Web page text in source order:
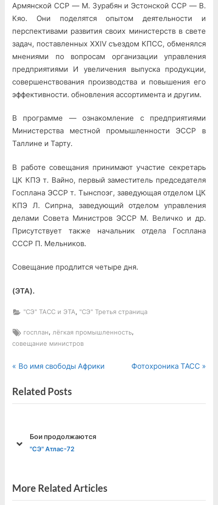
Армянской ССР — М. Зурабян и Эстонской ССР — В.
Кяо. Они поделятся опытом деятельности и
перспективами развития своих министерств в свете
задач, поставленных XXIV съездом КПСС, обменялся
мнениями по вопросам организации управления
предприятиями И увеличения выпуска продукции,
совершенствования производства и повышения его
эффективности. обновления ассортимента и другим.
В программе — ознакомление с предприятиями
Министерства местной промышленности ЭССР в
Таллине и Тарту.
В работе совещания принимают участие секретарь
ЦК КПЭ т. Вайно, первый заместитель председателя
Госплана ЭССР т. Тынспоэг, заведующая отделом ЦК
КПЭ Л. Сипрна, заведующий отделом управления
делами Совета Министров ЭССР М. Величко и др.
Присутствует также начальник отдела Госплана
СССР П. Мельников.
Совещание продлится четыре дня.
(ЭТА).
"СЭ" ТАСС и ЭТА, "СЭ" Третья страница
Tags:
госплан, лёгкая промышленность,
совещание министров
Навигация
по
записям
P
e
v
u
s
Во имя свободы Африки
N
t
Фотохроника ТАСС
Related Posts
Бои продолжаются
"СЭ" Атлас-72
prev
next
More Related Articles